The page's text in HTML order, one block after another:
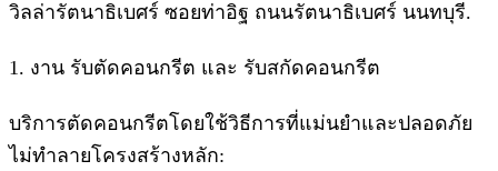
วิลล่ารัตนาธิเบศร์ ซอยท่าอิฐ ถนนรัตนาธิเบศร์ นนทบุรี.
1. งาน รับตัดคอนกรีต และ รับสกัดคอนกรีต
บริการตัดคอนกรีตโดยใช้วิธีการที่แม่นยำและปลอดภัย
ไม่ทำลายโครงสร้างหลัก: